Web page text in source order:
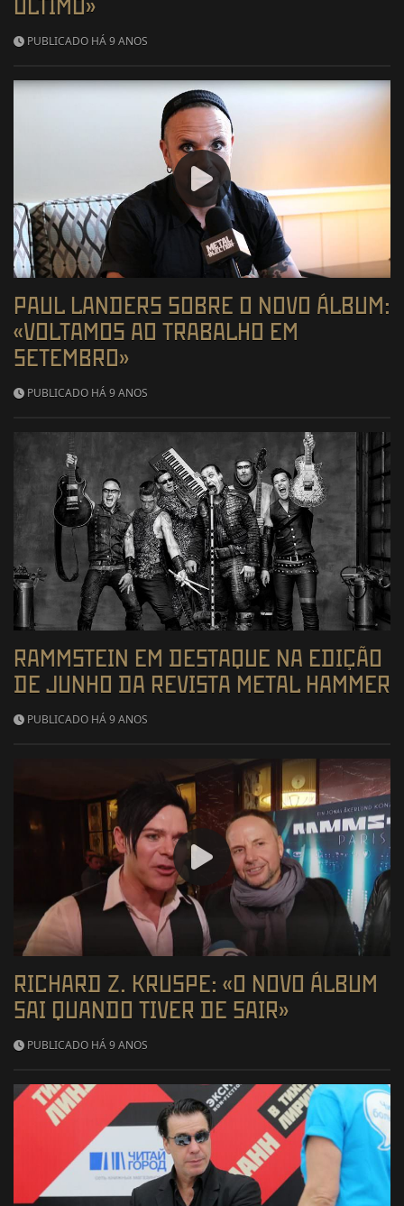
ÚLTIMO»
PUBLICADO HÁ 9 ANOS
PAUL LANDERS SOBRE O NOVO ÁLBUM:
«VOLTAMOS AO TRABALHO EM
SETEMBRO»
PUBLICADO HÁ 9 ANOS
RAMMSTEIN EM DESTAQUE NA EDIÇÃO
DE JUNHO DA REVISTA METAL HAMMER
PUBLICADO HÁ 9 ANOS
RICHARD Z. KRUSPE: «O NOVO ÁLBUM
SAI QUANDO TIVER DE SAIR»
PUBLICADO HÁ 9 ANOS